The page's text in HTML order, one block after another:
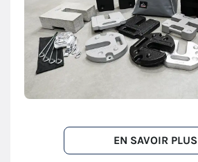
EN SAVOIR PLUS